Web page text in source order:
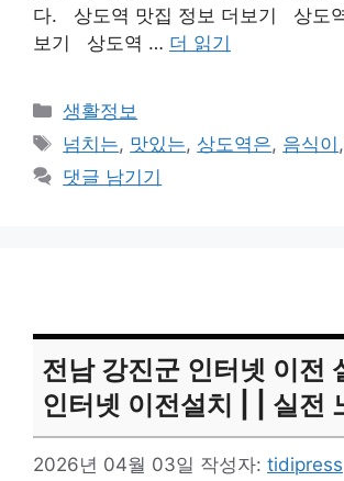
다. 상도역 맛집 정보 더보기 상도
보기 상도역 … 더 읽기
카
테
리
생활정보
태
그
넘치는, 맛있는, 상도역은, 음식이 ,
댓글 남기기
전남 강진군 인터넷 이전
인터넷 이전설치 | | 실전
2026년 04월 03일 작성자: tidipress